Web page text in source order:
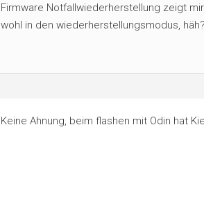
Firmware Notfallwiederherstellung zeigt
wohl in den wiederherstellungsmodus,
Keine Ahnung, beim flashen mit Odin hat